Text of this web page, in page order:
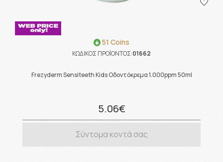
51 Coins
ΚΩΔΙΚΟΣ ΠΡΟΪΟΝΤΟΣ:01662
Frezyderm Sensiteeth Kids Οδοντόκρεμα 1.000ppm 50ml
5.06€
Σύντομα κοντά σας